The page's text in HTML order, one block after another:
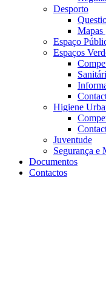
Desporto
Mapas
Espaço
Espaços
Higiene
Juventude
Segurança e
Documentos
Contactos